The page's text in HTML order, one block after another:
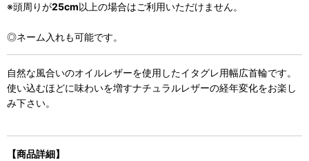
※頭周りが25cm以上の場合はご利用いただけません。
◎ネーム入れも可能です。
自然な風合いのオイルレザーを使用したイタグレ用幅広首輪です。
使い込むほどに味わいを増すナチュラルレザーの経年変化をお楽し
み下さい。
【商品詳細】